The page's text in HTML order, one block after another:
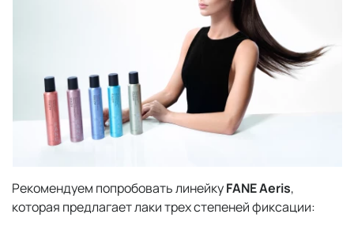
Рекомендуем попробовать линейкуFANE Aeris,
которая предлагает лаки трех степеней фиксации: